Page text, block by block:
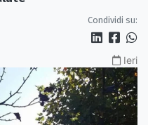
Condividi su:
Ieri